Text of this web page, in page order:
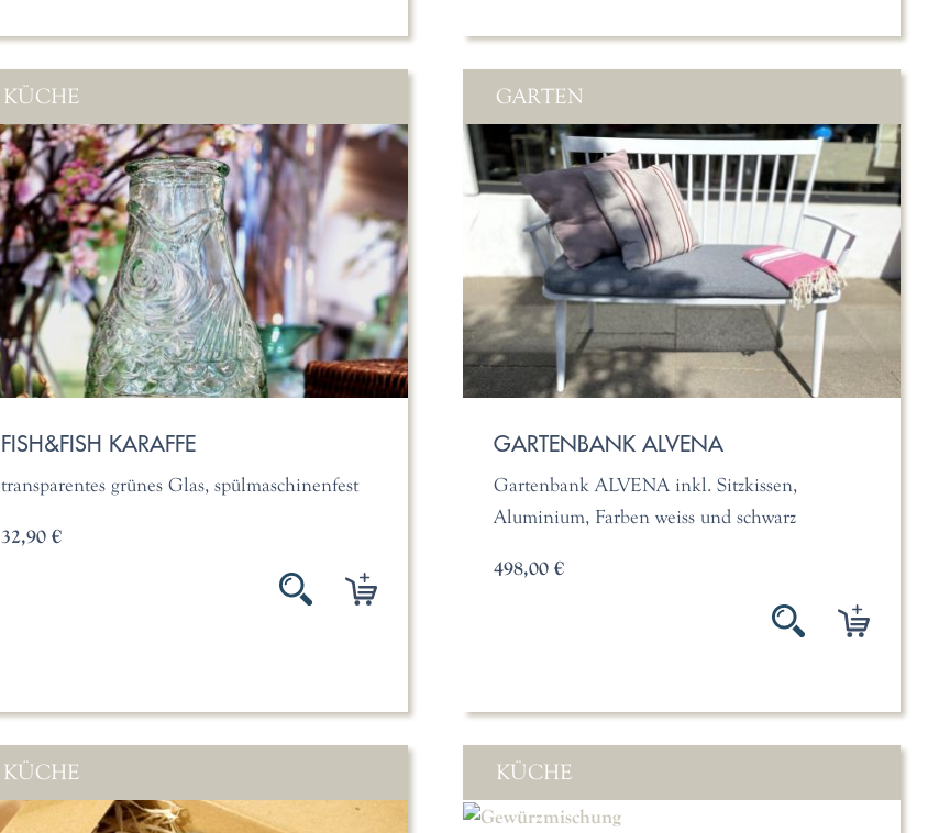
KÜCHE
FISH&FISH KARAFFE
transparentes grünes Glas, spülmaschinenfest
32,90 €
GARTEN
GARTENBANK ALVENA
Gartenbank ALVENA inkl. Sitzkissen,
Aluminium, Farben weiss und schwarz
498,00 €
KÜCHE KÜCHE